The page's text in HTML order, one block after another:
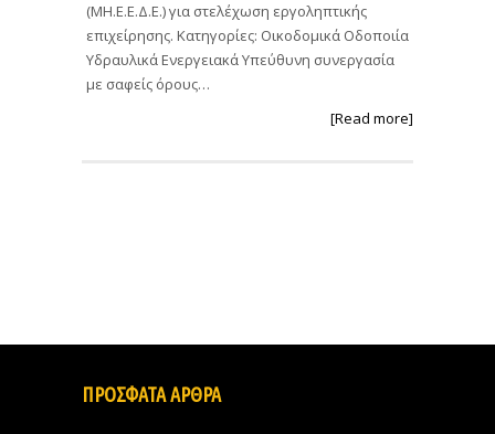
(ΜΗ.Ε.Ε.Δ.Ε.) για στελέχωση εργοληπτικής
επιχείρησης. Κατηγορίες: Οικοδομικά Οδοποιία
Υδραυλικά Ενεργειακά Υπεύθυνη συνεργασία
με σαφείς όρους…
[Read more]
ΠΡΟΣΦΑΤΑ ΑΡΘΡΑ